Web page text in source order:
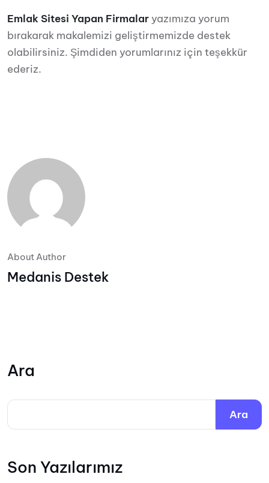
Emlak Sitesi Yapan Firmalar yazımıza yorum
bırakarak makalemizi geliştirmemizde destek
olabilirsiniz. Şimdiden yorumlarınız için teşekkür
ederiz.
About Author
Medanis Destek
Ara
Ara
Son Yazılarımız